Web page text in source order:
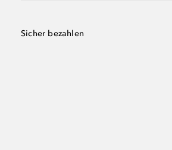
Sicher bezahlen